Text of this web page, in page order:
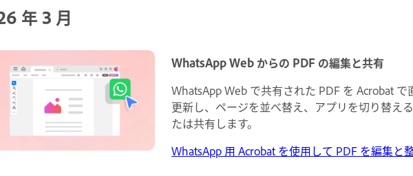
年 3 月
WhatsApp Web からの PDF の編集と共有
WhatsApp Web で共有された PDF を Acrobat
更新し、ページを並べ替え、アプリを切り替え
たは共有します。
WhatsApp 用 Acrobat を使用して PDF を編集と